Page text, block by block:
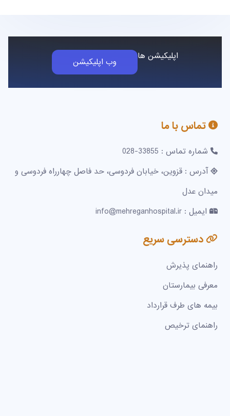
اپلیکیشن ها وب اپلیکیشن
تماس با ما
شماره تماس : 33855-028
آدرس : قزوین، خیابان فردوسی، حد فاصل چهارراه فردوسی و
میدان عدل
ایمیل : info@mehreganhospital.ir
دسترسی سریع
راهنمای پذیرش
معرفی بیمارستان
بیمه های طرف قرارداد
راهنمای ترخیص